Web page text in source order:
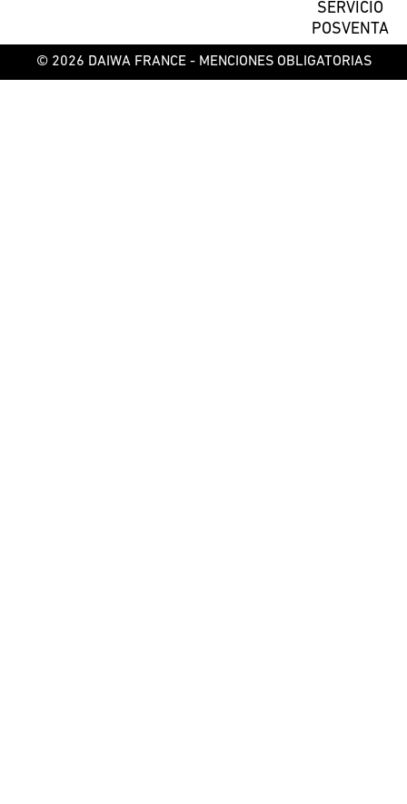
SERVICIO
POSVENTA
© 2026 DAIWA FRANCE - MENCIONES OBLIGATORIAS